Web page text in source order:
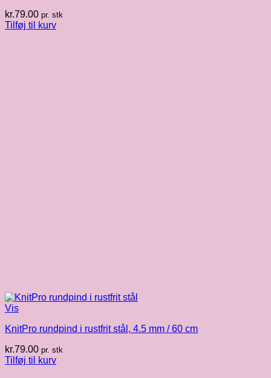
kr.79.00 pr. stk
Tilføj til kurv
Vis
KnitPro rundpind i rustfrit stål, 4.5 mm / 60 cm
kr.79.00 pr. stk
Tilføj til kurv